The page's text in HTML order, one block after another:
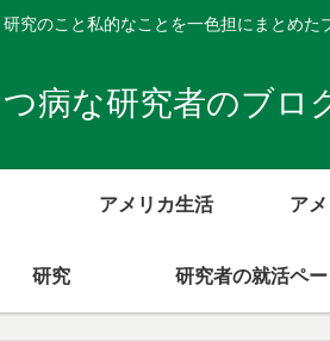
究のこと私的なことを一色担にまとめた
つ病な研究者のブロ
アメリカ生活 ア
研究 研究者の就活ペ